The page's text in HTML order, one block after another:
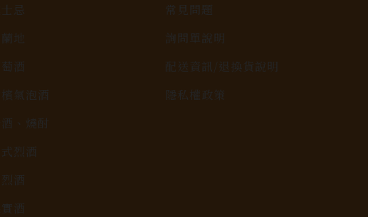
忌
地
酒
檳氣泡酒
、燒酎
烈酒
酒
酒
常見問題
詢問單說明
配送資訊/退換貨說明
隱私權政策